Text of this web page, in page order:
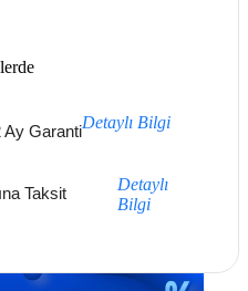
Ay GarantiDetaylı Bilgi
Taksit
Detaylı
Bilgi